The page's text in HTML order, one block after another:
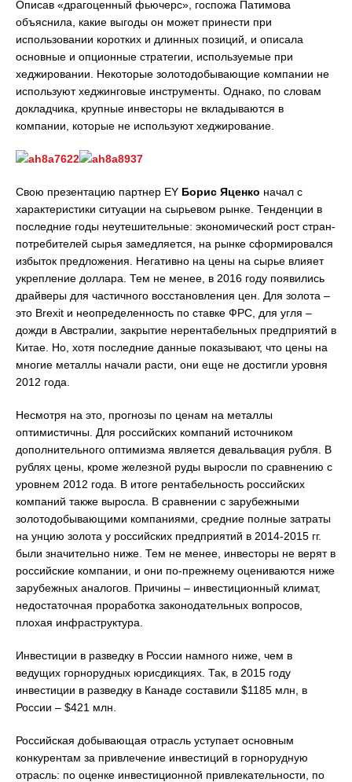
Описав «драгоценный фьючерс», госпожа Патимова
объяснила, какие выгоды он может принести при
использовании коротких и длинных позиций, и описала
основные и опционные стратегии, используемые при
хеджировании. Некоторые золотодобывающие компании не
используют хеджинговые инструменты. Однако, по словам
докладчика, крупные инвесторы не вкладываются в
компании, которые не используют хеджирование.
Свою презентацию партнер EY Борис Яценко начал с
характеристики ситуации на сырьевом рынке. Тенденции в
последние годы неутешительные: экономический рост стран-
потребителей сырья замедляется, на рынке сформировался
избыток предложения. Негативно на цены на сырье влияет
укрепление доллара. Тем не менее, в 2016 году появились
драйверы для частичного восстановления цен. Для золота –
это Brexit и неопределенность по ставке ФРС, для угля –
дожди в Австралии, закрытие нерентабельных предприятий в
Китае. Но, хотя последние данные показывают, что цены на
многие металлы начали расти, они еще не достигли уровня
2012 года.
Несмотря на это, прогнозы по ценам на металлы
оптимистичны. Для российских компаний источником
дополнительного оптимизма является девальвация рубля. В
рублях цены, кроме железной руды выросли по сравнению с
уровнем 2012 года. В итоге рентабельность российских
компаний также выросла. В сравнении с зарубежными
золотодобывающими компаниями, средние полные затраты
на унцию золота у российских предприятий в 2014-2015 гг.
были значительно ниже. Тем не менее, инвесторы не верят в
российские компании, и они по-прежнему оцениваются ниже
зарубежных аналогов. Причины – инвестиционный климат,
недостаточная проработка законодательных вопросов,
плохая инфраструктура.
Инвестиции в разведку в России намного ниже, чем в
ведущих горнорудных юрисдикциях. Так, в 2015 году
инвестиции в разведку в Канаде составили $1185 млн, в
России – $421 млн.
Российская добывающая отрасль уступает основным
конкурентам за привлечение инвестиций в горнорудную
отрасль: по оценке инвестиционной привлекательности, по